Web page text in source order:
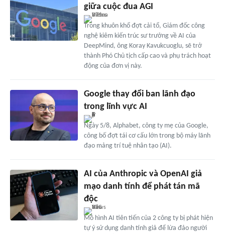
giữa cuộc đua AGI
Trong khuôn khổ đợt cải tổ, Giám đốc công
nghệ kiêm kiến trúc sư trưởng về AI của
DeepMind, ông Koray Kavukcuoglu, sẽ trở
thành Phó Chủ tịch cấp cao và phụ trách hoạt
động của đơn vị này.
Google thay đổi ban lãnh đạo
trong lĩnh vực AI
Ngày 5/8, Alphabet, công ty mẹ của Google,
công bố đợt tái cơ cấu lớn trong bộ máy lãnh
đạo mảng trí tuệ nhân tạo (AI).
AI của Anthropic và OpenAI giả
mạo danh tính để phát tán mã
độc
Mô hình AI tiên tiến của 2 công ty bị phát hiện
tự ý sử dụng danh tính giả để lừa đảo người